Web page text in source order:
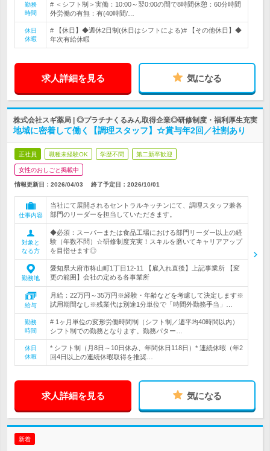
勤務
時間
# ＜シフト制＞実働：10:00～翌0:00の間で8時間休憩：60分時間
外労働の有無：有(40時間/…
休日
休暇
# 【休日】◆週休2日制(休日はシフトによる)# 【その他休日】◆
年次有給休暇
求人詳細を見る 気になる
株式会社スギ薬局 | ◎プラチナくるみん取得企業◎研修制度・福利厚生充実
地域に密着して働く【調理スタッフ】☆賞与年2回／社割あり
正社員 職種未経験OK 学歴不問 第二新卒歓迎
女性のおしごと掲載中
情報更新日：2026/04/03 終了予定日： 2026/10/01
仕事内容
当社にて展開されるセントラルキッチンにて、調理スタッフ兼各
部門のリーダーを担当していただきます。
対象と
なる方
◆必須：スーパーまたは食品工場における部門リーダー以上の経
験（年数不問）☆研修制度充実！スキルを磨いてキャリアアップ
を目指せます◎
勤務地
愛知県大府市柊山町1丁目12‐11 【雇入れ直後】上記事業所 【変
更の範囲】会社の定める各事業所
給与
月給：22万円～35万円※経験・年齢などを考慮して決定します※
試用期間なし※残業代は別途1分単位で「時間外勤務手当」…
勤務
時間
# 1ヶ月単位の変形労働時間制（シフト制／週平均40時間以内）
シフト制での勤務となります。勤務パター…
休日
休暇
* シフト制（月8日～10日休み、年間休日118日）* 連続休暇（年2
回4日以上の連続休暇取得を推奨…
求人詳細を見る 気になる
新着